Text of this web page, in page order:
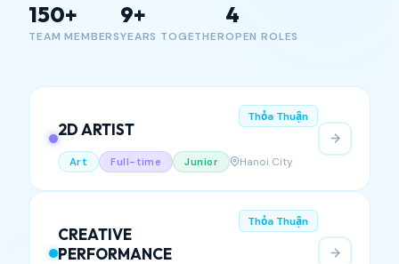
150+
TEAM MEMBERS
9+
YEARS TOGETHER
4
OPEN ROLES
2D ARTIST
Thỏa Thuận
Art Full-time Junior Hanoi City
CREATIVE
PERFORMANCE
Thỏa Thuận